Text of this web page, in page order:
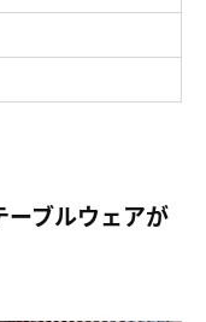
ブルウェアが